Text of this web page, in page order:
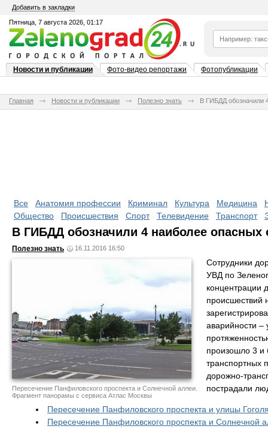
Добавить в закладки
Пятница, 7 августа 2026, 01:17
Новости и публикации Фото-видео репортажи Фотопубликации
Главная Новости и публикации Полезно знать В ГИБДД обозначили
Все Анатомия профессии Криминал Культура Медицина
Общество
Происшествия Спорт Телевидение Транспорт
В ГИБДД обозначили 4 наиболее опасных
Полезно знать 16.11.2016 16:50
Пересечение Панфиловского проспекта и Солнечной аллеи.
Фрагмент панорамы с сервиса Атлас Москвы
Сотрудники
УВД по
концентрации
происшествий
аварийности –
произошло 3 и
транспортных
дорожно-
пострадали
Пересечение Панфиловского проспекта и улицы
Пересечение Панфиловского проспекта и Солнечной